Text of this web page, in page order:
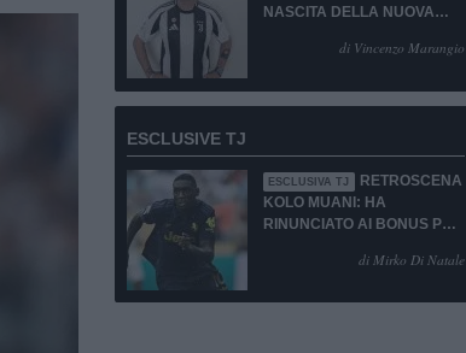
NASCITA DELLA NUOVA
di Vincenzo Marangio
ESCLUSIVE TJ
ESCLUSIVA TJ
RETROSCENA
KOLO MUANI: HA
RINUNCIATO AI BONUS PUR
di Mirko Di Natale